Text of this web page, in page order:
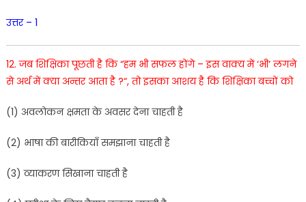
उत्तर – 1
12.जबशिक्षिकापूछती है कि“हम भीसफलहोंगे –इसवाक्यमें‘भी‘लगने
से अर्थमेंक्या अन्तर आताहै ?“,तोइसका आशयहै किशिक्षिकाबच्चोंको
(1) अवलोकन क्षमताके अवसरदेनाचाहतीहै
(2) भाषाकीबारीकियाँ समझानाचाहतीहै
(3)व्याकरणसिखानाचाहतीहै